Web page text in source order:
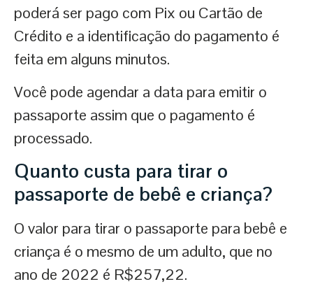
poderá ser pago com Pix ou Cartão de
Crédito e a identificação do pagamento é
feita em alguns minutos.
Você pode agendar a data para emitir o
passaporte assim que o pagamento é
processado.
Quanto custa para tirar o
passaporte de bebê e criança?
O valor para tirar o passaporte para bebê e
criança é o mesmo de um adulto, que no
ano de 2022 é R$257,22.